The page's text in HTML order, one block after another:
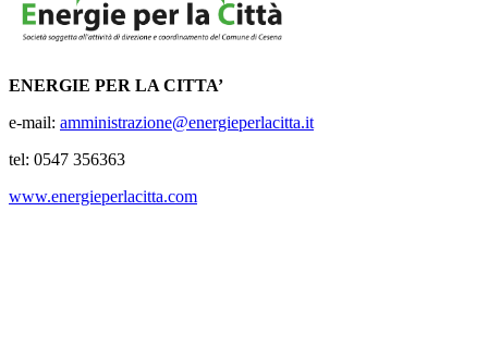
ENERGIE PER LA CITTA’
e-mail: amministrazione@energieperlacitta.it
tel: 0547 356363
www.energieperlacitta.com